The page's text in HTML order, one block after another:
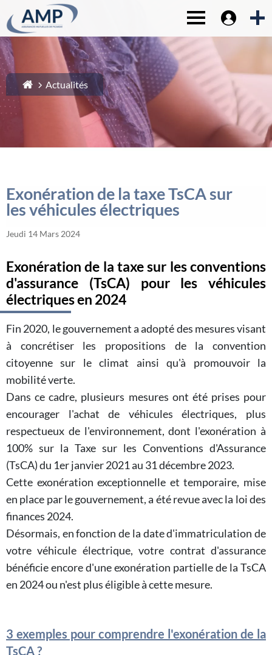
1-
Contenu principal
2-Menu principal
3-
Pied de page
4-
Toggle
Actualités
Exonération de la taxe TsCA sur
les véhicules électriques
Jeudi 14 Mars 2024
Exonération de la taxe sur les conventions
d'assurance (TsCA) pour les véhicules
électriques en 2024
Fin 2020, le gouvernement a adopté des mesures visant
à concrétiser les propositions de la convention
citoyenne sur le climat ainsi qu'à promouvoir la
mobilité verte.
Dans ce cadre, plusieurs mesures ont été prises pour
encourager l'achat de véhicules électriques, plus
respectueux de l'environnement, dont l'exonération à
100% sur la Taxe sur les Conventions d'Assurance
(TsCA) du 1er janvier 2021 au 31 décembre 2023.
Cette exonération exceptionnelle et temporaire, mise
en place par le gouvernement, a été revue avec la loi des
finances 2024.
Désormais, en fonction de la date d'immatriculation de
votre véhicule électrique, votre contrat d'assurance
bénéficie encore d'une exonération partielle de la TsCA
en 2024 ou n'est plus éligible à cette mesure.
3 exemples pour comprendre l'exonération de la
TsCA?